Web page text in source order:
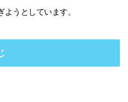
ようとしています。